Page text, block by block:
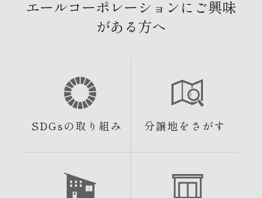
エールコーポレーションにご興味
がある方へ
SDGsの取り組み 分譲地をさがす